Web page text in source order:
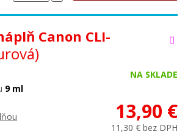
Canon CLI-
NA SKLADE
9 ml
13,90 €
11,30 € bez DPH